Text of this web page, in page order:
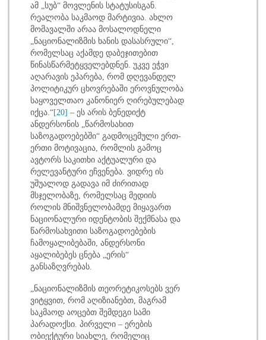
ამ „სუბ“ მოვლენის სტატუსისგან.
რეალობა საკმაოდ მარტივია. ახლო
მომავალში არაა მოსალოდნელი
„ნაციონალიზმის ხანის დასასრული“,
რომელსაც აქამდე დაბეჯითებით
წინასწარმეტყველებდნენ. უკვე ეჭვი
აღარავის ეპარება, რომ დღევანდელ
პოლიტიკურ ცხოვრებაში ეროვნულობა
საყოველთაო კანონიერ ღირებულებად
იქცა.“[20] – ეს არის ბენედიქტ
ანდერსონის „წარმოსახით
საზოგადოებებში“ გადმოცემული ერთ-
ერთი მოტივაცია, რომლის გამოც
ავტორს საკითხი აქტუალური და
რელევანტური ეჩვენება. ვიდრე ის
უშუალოდ გადავა იმ ძირითად
მსჯელობაზე, რომელსაც მედიის
როლის მნიშვნელობამდე მიყავართ
ნაციონალური იდენტობის შექმნასა და
წარმოსახვითი საზოგადოებების
ჩამოყალიბებაში, ანდერსონი
აყალიბებეს ცნება „ერის“
განსაზღვრებას.
„ნაციონალიზმის თეორეტიკოსებს ვერ
ვიტყვით, რომ აღიზიანებთ, მაგრამ
საკმაოდ აოცებთ შემდეგი სამი
პარადოქსი. პირველი – ერების
ობიექტური სიახლე, რომელიც